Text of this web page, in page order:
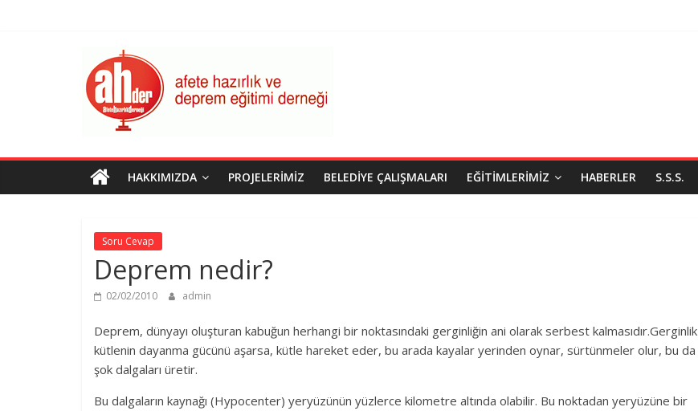
AHDER
Afete
Hazırlık
Deprem
Eğitimi
Derneği
HAKKIMIZDA PROJELERIMIZ BELEDIYE ÇALIŞMALARI EĞITIMLERIMIZ HABERLER S.S.S.
Soru Cevap
Deprem nedir?
02/02/2010 admin
Deprem, dünyayı oluşturan kabuğun herhangi bir noktasındaki gerginliğin ani olarak serbest kalmasıdır.Gerginlik
kütlenin dayanma gücünü aşarsa, kütle hareket eder, bu arada kayalar yerinden oynar, sürtünmeler olur, bu da
şok dalgaları üretir.
Bu dalgaların kaynağı (Hypocenter) yeryüzünün yüzlerce kilometre altında olabilir. Bu noktadan yeryüzüne bir